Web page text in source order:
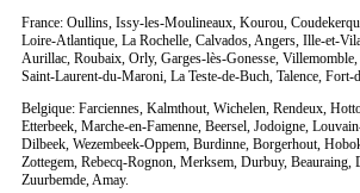
France: Oullins, Issy-les-Moulineaux, Kourou,
Loire-Atlantique, La Rochelle, Calvados, Angers, Ille-et-
Aurillac, Roubaix, Orly, Garges-lès-Gonesse,
Saint-Laurent-du-Maroni, La Teste-de-Buch, Talence, Fort-
Belgique: Farciennes, Kalmthout, Wichelen, Rendeux,
Etterbeek, Marche-en-Famenne, Beersel, Jodoigne,
Dilbeek, Wezembeek-Oppem, Burdinne, Borgerhout,
Zottegem, Rebecq-Rognon, Merksem, Durbuy, Beauraing,
Zuurbemde, Amay.